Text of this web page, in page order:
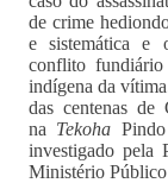
de crime
e sistemática e
conflito
indígena da
das centenas de
na Tekoha
investigado pela
Ministério Público